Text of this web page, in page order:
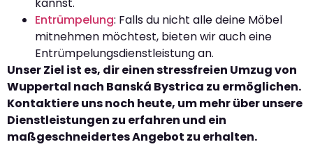
Entrümpelung: Falls du nicht alle deine Möbel
mitnehmen möchtest, bieten wir auch eine
Entrümpelungsdienstleistung an.
Unser Ziel ist es, dir einen stressfreien Umzug von
Wuppertal nach Banská Bystrica zu ermöglichen.
Kontaktiere uns noch heute, um mehr über unsere
Dienstleistungen zu erfahren und ein
maßgeschneidertes Angebot zu erhalten.